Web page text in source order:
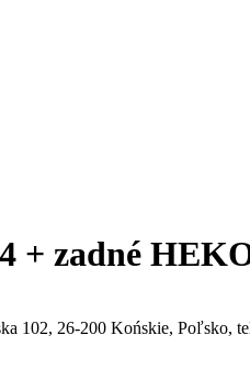
+ zadné
102, 26-200 Końskie, Poľsko,